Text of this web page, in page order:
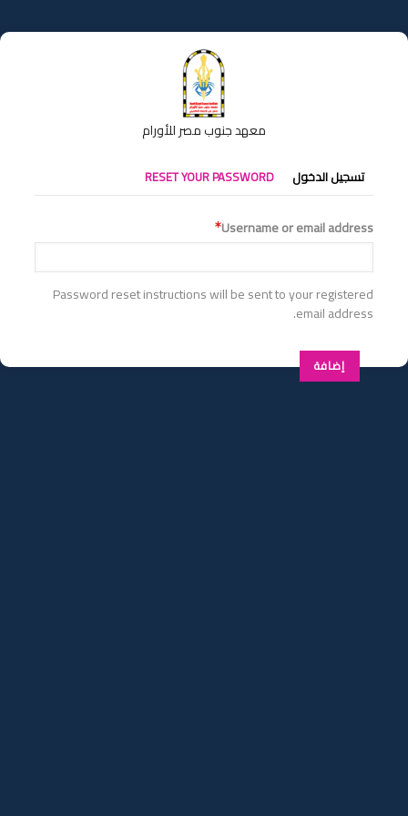
إلى
المحتوى
معهد جنوب مصر للأورام
التبويبات
الأساسية
تسجيل الدخول RESET YOUR PASSWORD
Username or email address
Password reset instructions will be sent to your registered
email address.